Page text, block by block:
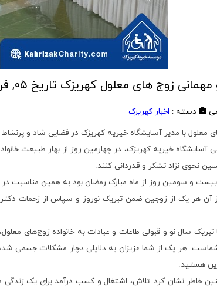
مهمانی زوج های معلول کهریزک تاریخ ۰۵, فروردین ۱۴۰۴ ساعت ۱۱:۳۰
دسته : اخبار کهریزک
معلول با مدیر آسایشگاه خیریه کهریزک در فضایی شاد و پرنشاط
آسایشگاه خیریه کهریزک، در چهارمین روز از بهار طبیعت
نحوی نژاد تشکر و قدردانی کنند.
و سومین روز از ماه مبارک رمضان بود به همین مناسبت در
آن هر یک از زوجین ضمن تبریک نوروز و سپاس از زحمات
تبریک سال نو و قبولی طاعات و عبادات به خانواده زوج‌های
هر یک از شما عزیزان به دلایلی دچار مشکلات جسمی
هستید.
خاطر نشان کرد: تلاش، اشتغال و کسب درآمد برای یک